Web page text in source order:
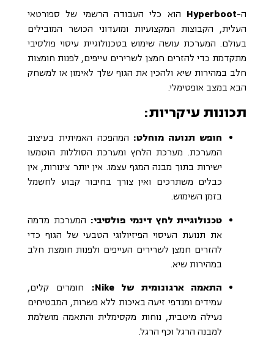
ה-Hyperboot הוא כלי העבודה הרשמי של ספורטאי
העלית, הקבוצות המקצועיות ומועדוני הכושר המובילים
בעולם. המערכת עושה שימוש בטכנולוגיית עיסוי פולסיבי
מתקדמת כדי להזרים חמצן לשרירים עייפים, לפנות חומצות
חלב במהירות שיא ולהכין את הגוף שלך לאימון או למשחק
הבא במצב אופטימלי.
תכונות עיקריות:
חופש תנועה מוחלט: המהפכה האמיתית בעיצוב
המערכת. מערכת הלחץ ומערכת הסוללות הוטמעו
ישירות בתוך מבנה המגף עצמו. אין יותר צינורות, אין
כבלים משתרכים ואין צורך בחיבור קבוע לחשמל
בזמן השימוש.
טכנולוגיית לחץ דינמי פולסיבי: המערכת מדמה
את תנועת העיסוי הפיזיולוגי הטבעי של הגוף כדי
להזרים חמצן לשרירים העייפים ולפנות חומצת חלב
במהירות שיא.
התאמה ארגונומית של Nike:
חומרים קלים,
עמידים ומנדפי זיעה באיכות ללא פשרות, המבטיחים
נעילה מיטבית, נוחות מקסימלית והתאמה מושלמת
למבנה הרגל וכף הרגל.